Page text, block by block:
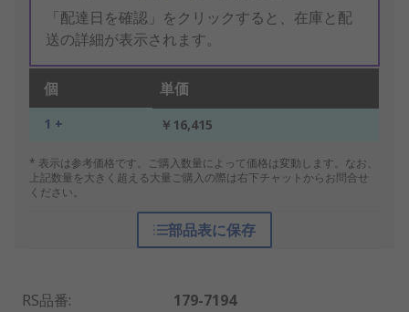
「配達日を確認」をクリックすると、在庫と配
送の詳細が表示されます。
個 単価
1 + ￥16,415
* 表示は参考価格です。ご購入数量によって価格は変動します。なお、
上記数量を大きく超える大量ご購入の際は右下チャットからお問合せ
ください。
部品表に保存
RS品番:
179-7194